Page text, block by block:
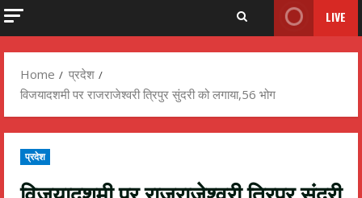
LIVE
Home
प्रदेश
विजयादशमी पर राजराजेश्वरी त्रिपुर सुंदरी को लगाया,56 भोग
प्रदेश